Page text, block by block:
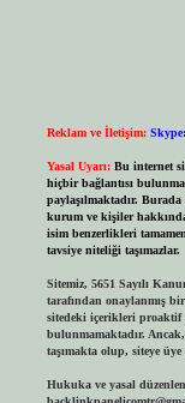
Reklam ve İletişim:
Yasal Uyarı: Bu internet
hiçbir bağlantısı
paylaşılmaktadır.
kurum ve kişiler
isim benzerlikleri
tavsiye niteliği taşımazlar.
Sitemiz, 5651 Sayılı
tarafından onaylanmış
sitedeki içerikleri proaktif
bulunmamaktadır.
taşımakta olup, siteye
Hukuka ve yasal